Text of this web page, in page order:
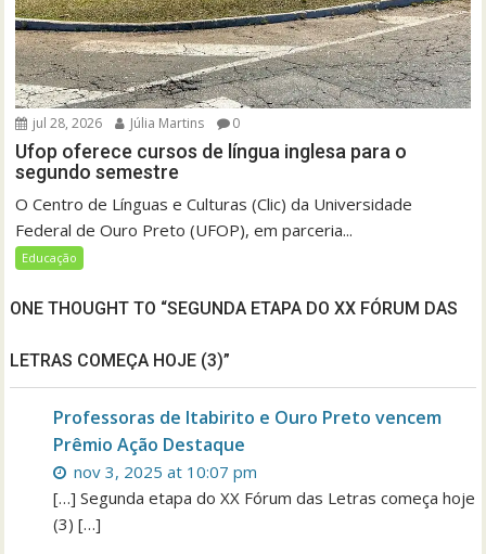
jul 28, 2026 Júlia Martins 0
Ufop oferece cursos de língua inglesa para o
segundo semestre
O Centro de Línguas e Culturas (Clic) da Universidade
Federal de Ouro Preto (UFOP), em parceria...
Educação
ONE THOUGHT TO “SEGUNDA ETAPA DO XX FÓRUM DAS
LETRAS COMEÇA HOJE (3)”
Professoras de Itabirito e Ouro Preto vencem
Prêmio Ação Destaque
nov 3, 2025 at 10:07 pm
[…] Segunda etapa do XX Fórum das Letras começa hoje
(3) […]